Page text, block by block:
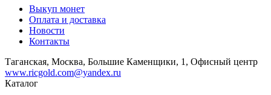
Выкуп монет
Оплата и доставка
Новости
Контакты
Таганская, Москва, Большие Каменщики, 1, Офисный центр
www.ricgold.com@yandex.ru
Каталог